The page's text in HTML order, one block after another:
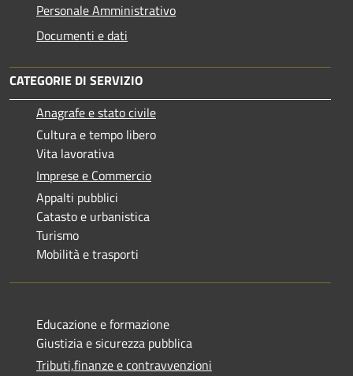
Personale Amministrativo
Documenti e dati
CATEGORIE DI SERVIZIO
Anagrafe e stato civile
Cultura e tempo libero
Vita lavorativa
Imprese e Commercio
Appalti pubblici
Catasto e urbanistica
Turismo
Mobilità e trasporti
Educazione e formazione
Giustizia e sicurezza pubblica
Tributi,finanze e contravvenzioni